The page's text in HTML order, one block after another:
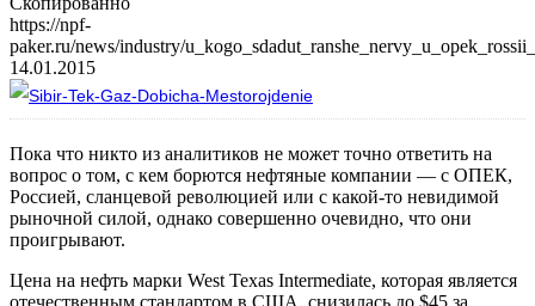
https://npf-
paker.ru/news/industry/
14.01.2015
Пока что никто из аналитиков не может точно ответить на
вопрос о том, с кем борются нефтяные компании — с ОПЕК,
Россией, сланцевой революцией или с какой-то невидимой
рыночной силой, однако совершенно очевидно, что они
проигрывают.
Цена на нефть марки West Texas Intermediate, которая является
отечественным стандартом в США, снизилась до $45 за